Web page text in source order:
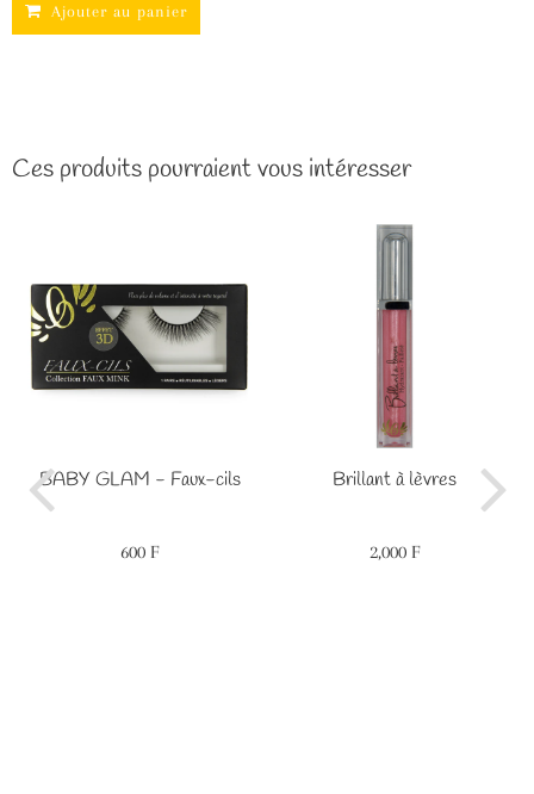
Ajouter au panier
Ces produits pourraient vous intéresser
BABY GLAM - Faux-cils
Prix
600 F600
Brillant à lèvres
Prix
2,000 F2,000